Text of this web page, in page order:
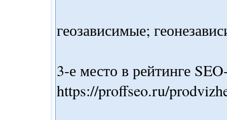
геозависимые;
3-е место в рейтинге
https://proffseo.ru/